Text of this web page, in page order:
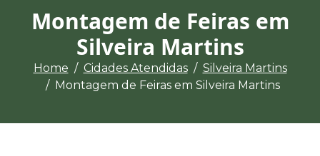
Montagem de Feiras em
Silveira Martins
Home Cidades Atendidas
Silveira Martins
Montagem de Feiras em Silveira Martins